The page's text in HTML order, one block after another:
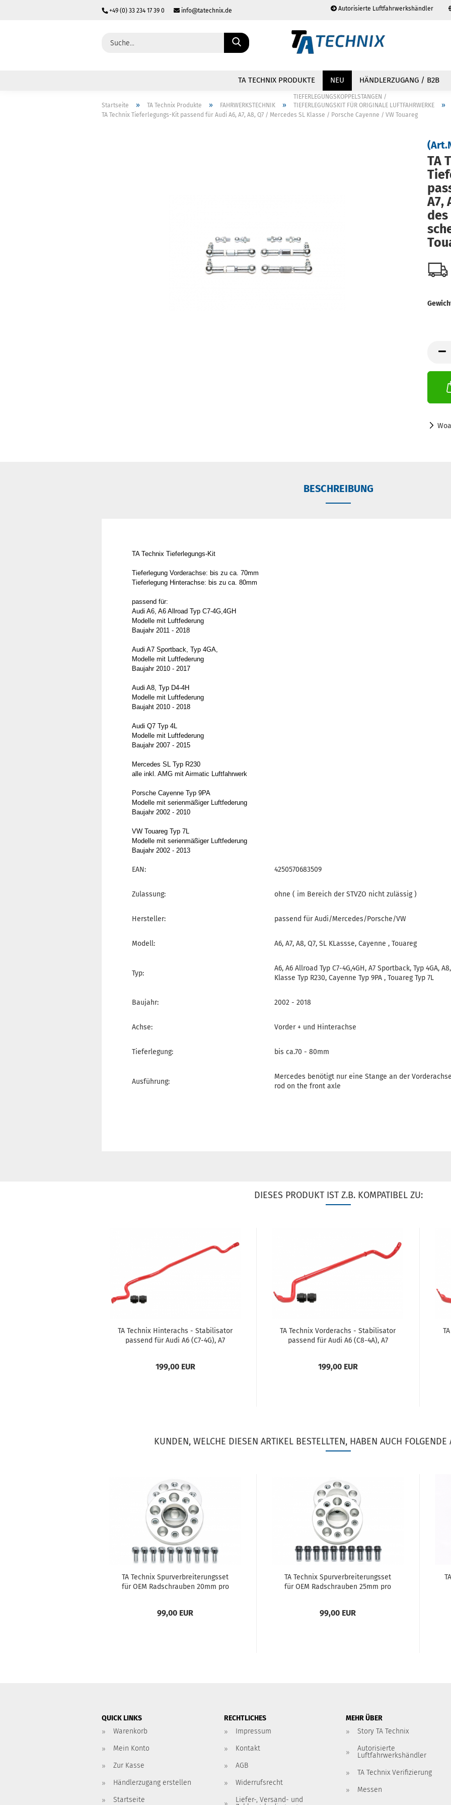
+49 (0) 33 234 17 39 0 info@tatechnix.de Autorisierte Luftfahrwerkshändler
Sprache auswählen
Passwort vergessen?
TA TECHNIX PRODUKTE NEU HÄNDLERZUGANG / B2B
Startseite » TA Technix Produkte » FAHRWERKSTECHNIK »
TIEFERLEGUNGSKOPPELSTANGEN /
TIEFERLEGUNGSKIT FÜR ORIGINALE LUFTFAHRWERKE
»
TA Technix Tieferlegungs-Kit passend für Audi A6, A7, A8, Q7 / Mercedes SL Klasse / Porsche Cayenne / VW Touareg
TA
A7,
BESCHREIBUNG
TA Technix Tieferlegungs-Kit
Tieferlegung Vorderachse: bis zu ca. 70mm
Tieferlegung Hinterachse: bis zu ca. 80mm
passend für:
Audi A6, A6 Allroad Typ C7-4G,4GH
Modelle mit Luftfederung
Baujahr 2011 - 2018
Audi A7 Sportback, Typ 4GA,
Modelle mit Luftfederung
Baujahr 2010 - 2017
Audi A8, Typ D4-4H
Modelle mit Luftfederung
Baujaht 2010 - 2018
Audi Q7 Typ 4L
Modelle mit Luftfederung
Baujahr 2007 - 2015
Mercedes SL Typ R230
alle inkl. AMG mit Airmatic Luftfahrwerk
Porsche Cayenne Typ 9PA
Modelle mit serienmäßiger Luftfederung
Baujahr 2002 - 2010
VW Touareg Typ 7L
Modelle mit serienmäßiger Luftfederung
Baujahr 2002 - 2013
EAN: 4250570683509
Zulassung: ohne ( im Bereich der STVZO nicht zulässig )
Hersteller: passend für Audi/Mercedes/Porsche/VW
Modell: A6, A7, A8, Q7, SL KLassse, Cayenne , Touareg
Typ:
A6, A6 Allroad Typ C7-4G,4GH, A7 Sportback, Typ 4GA,
Klasse Typ R230, Cayenne Typ 9PA , Touareg Typ 7L
Baujahr: 2002 - 2018
Achse: Vorder + und Hinterachse
Tieferlegung: bis ca.70 - 80mm
Ausführung:
Mercedes benötigt nur eine Stange an der
rod on the front axle
DIESES PRODUKT IST Z.B. KOMPATIBEL ZU:
TA Tech­nix Hin­ter­achs - Sta­bi­li­sa­tor
pas­send für Audi A6 (C7-4G), A7
199,00 EUR
TA Tech­nix Vor­der­achs - Sta­bi­li­sa­tor
pas­send für Audi A6 (C8-4A), A7
199,00 EUR
KUNDEN, WELCHE DIESEN ARTIKEL BESTELLTEN, HABEN AUCH FOLGENDE
TA Tech­nix Spur­ver­brei­te­rungs­set
für OEM Rad­schrau­ben 20mm pro
99,00 EUR
TA Tech­nix Spur­ver­brei­te­rungs­set
für OEM Rad­schrau­ben 25mm pro
99,00 EUR
QUICK LINKS
Warenkorb
Mein Konto
Zur Kasse
Händlerzugang erstellen
Startseite
RECHTLICHES
Impressum
Kontakt
AGB
Widerrufsrecht
Liefer-, Versand- und
MEHR ÜBER
Story TA Technix
Autorisierte
Luftfahrwerkshändler
TA Technix Verifizierung
Messen